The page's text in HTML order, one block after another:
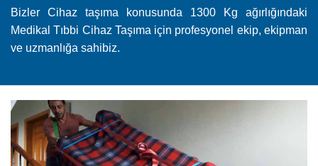
Bizler Cihaz taşıma konusunda 1300 Kg ağırlığındaki
Medikal Tıbbi Cihaz Taşıma için profesyonel ekip, ekipman
ve uzmanlığa sahibiz.